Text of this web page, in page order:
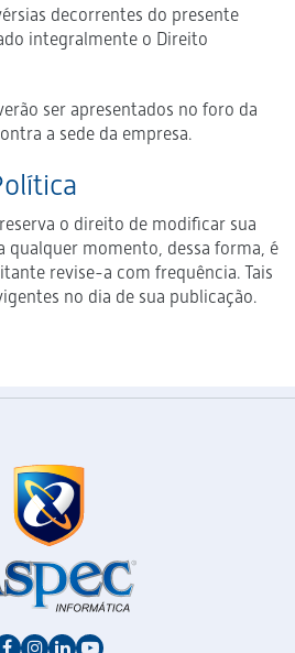
decorrentes do presente
integralmente o Direito
ser apresentados no foro da
a sede da empresa.
o direito de modificar sua
qualquer momento, dessa forma, é
revise-a com frequência. Tais
no dia de sua publicação.